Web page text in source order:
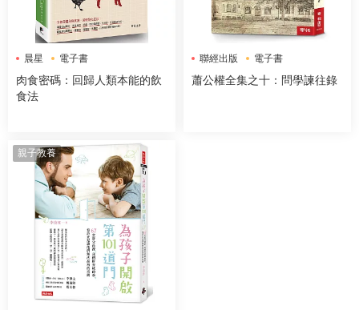
晨星 電子書
肉食密碼：回歸人類本能的飲
食法
聯經出版 電子書
蕭公權全集之十：問學諫往錄
親子教養